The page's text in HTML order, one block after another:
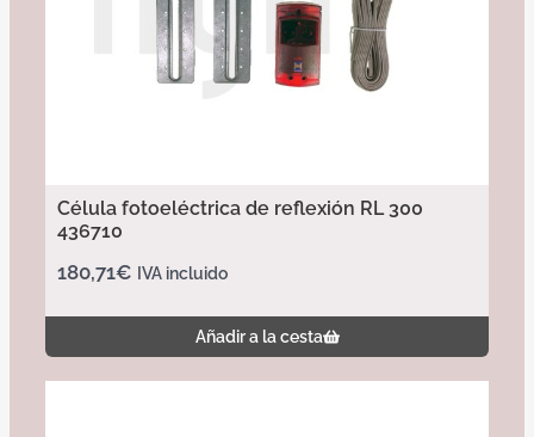
Célula fotoeléctrica de reflexión RL 300
436710
180,71€ IVA incluido
Añadir a la cesta